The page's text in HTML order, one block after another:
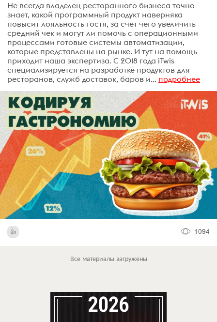
Не всегда владелец ресторанного бизнеса точно
знает, какой программный продукт наверняка
повысит лояльность гостя, за счет чего увеличить
средний чек и могут ли помочь с операционными
процессами готовые системы автоматизации,
которые представлены на рынке. И тут на помощь
приходит наша экспертиза. С 2018 года iTwis
специализируется на разработке продуктов для
ресторанов, служб доставок, баров и... подробнее
1094
Все материалы загружены